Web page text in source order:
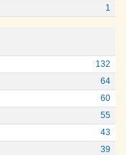
1
132
64
60
55
43
39